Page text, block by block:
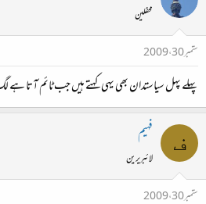
محفلین
ستمبر 30، 2009
پہلے پہل سیاستدان بھی یہی کہتے ہیں جب ٹائم آتا ہے
ف فہیم
لائبریرین
ستمبر 30، 2009